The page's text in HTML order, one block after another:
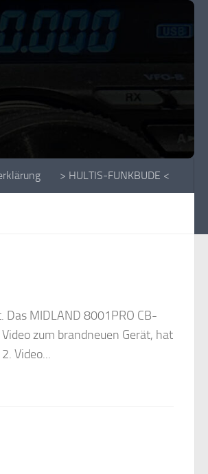
> HULTIS-FUNKBUDE <
MIDLAND 8001PRO CB-
zum brandneuen Gerät, hat
Video...